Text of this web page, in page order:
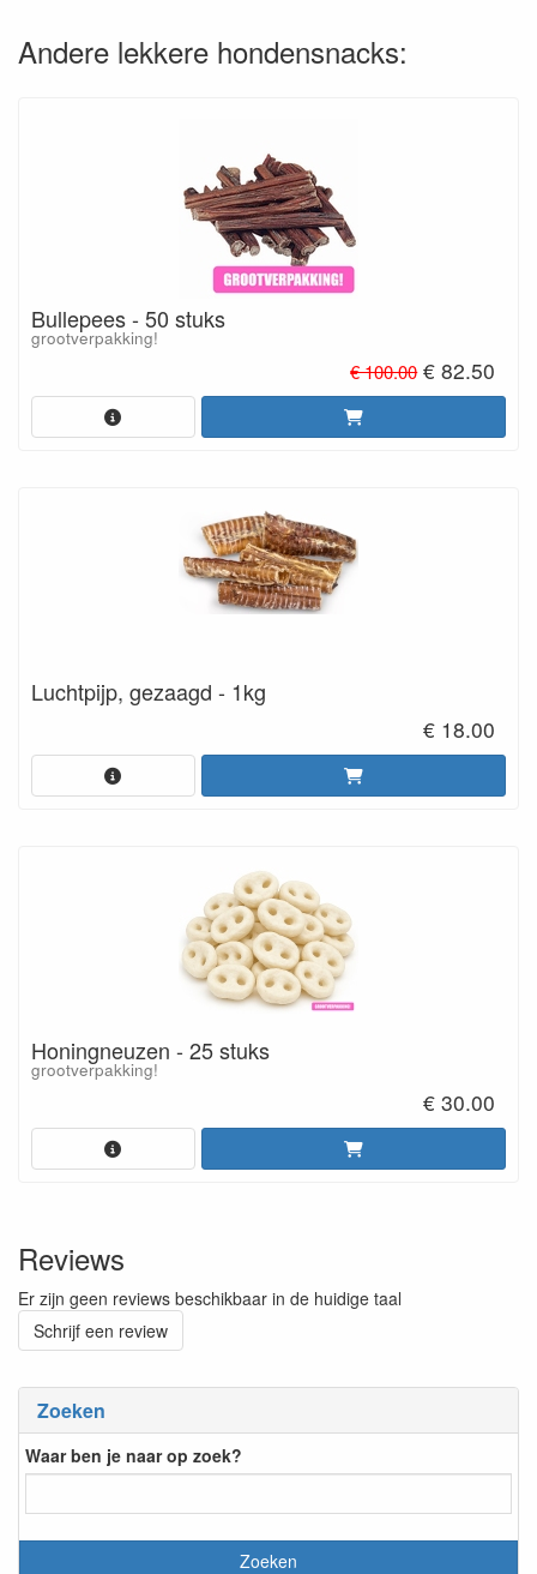
Zoeken
Waar ben je naar op zoek?
Andere lekkere hondensnacks:
Bullepees - 50 stuks
grootverpakking!
€ 100.00€ 82.50
Luchtpijp, gezaagd - 1kg
€ 18.00
Honingneuzen - 25 stuks
grootverpakking!
€ 30.00
Reviews
Er zijn geen reviews beschikbaar in de huidige taal
Schrijf een review